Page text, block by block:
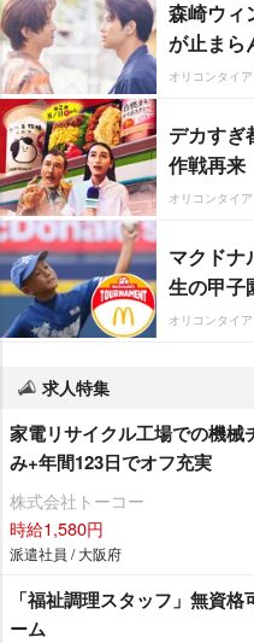
森崎ウィ
が止まら
オリコンタイ
デカすぎ
作戦再来
オリコンタイ
マクドナ
生の甲子
オリコンタイ
求人特集
家電リサイクル工場での機械
み+年間123日でオフ充実
株式会社トーコー
時給1,580円
派遣社員 / 大阪府
「福祉調理スタッフ」無資
ーム